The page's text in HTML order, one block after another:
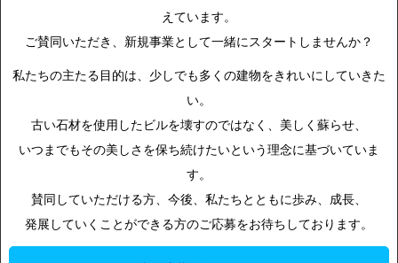
えています。
ご賛同いただき、新規事業として一緒にスタートしませんか？
私たちの主たる目的は、少しでも多くの建物をきれいにしていきた
い。
古い石材を使用したビルを壊すのではなく、美しく蘇らせ、
いつまでもその美しさを保ち続けたいという理念に基づいていま
す。
賛同していただける方、今後、私たちとともに歩み、成長、
発展していくことができる方のご応募をお待ちしております。